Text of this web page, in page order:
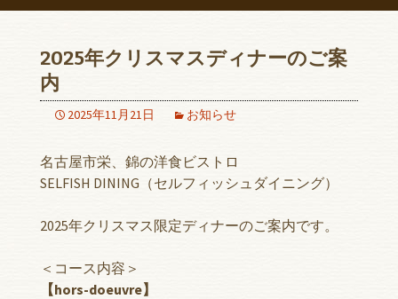
2025年クリスマスディナーのご案
内
2025年11月21日 お知らせ
名古屋市栄、錦の洋食ビストロ
SELFISH DINING（セルフィッシュダイニング）
2025年クリスマス限定ディナーのご案内です。
＜コース内容＞
【hors-doeuvre】